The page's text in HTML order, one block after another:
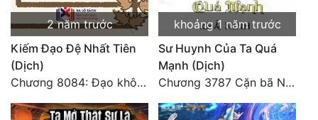
2 năm trước
Kiếm Đạo Đệ Nhất Tiên
(Dịch)
Chương 8084: Đạo không bờ bến (Đại kết cục) (10)
khoảng 1 năm trước
Sư Huynh Của Ta Quá
Mạnh (Dịch)
Chương 3787 Cặn bã Nam Thiên Đạo